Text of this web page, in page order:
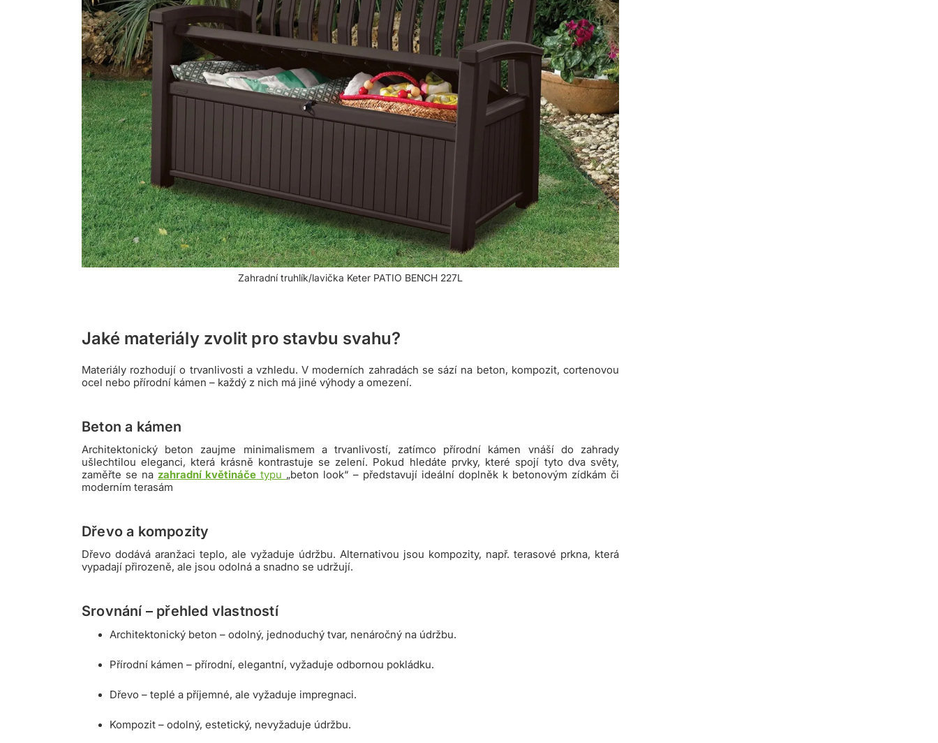
Zahradní truhlík/lavička Keter PATIO BENCH 227L
Jaké materiály zvolit pro stavbu svahu?
Materiály rozhodují o trvanlivosti a vzhledu. V moderních zahradách se sází na beton, kompozit, cortenovou
ocel nebo přírodní kámen – každý z nich má jiné výhody a omezení.
Beton a kámen
Architektonický beton zaujme minimalismem a trvanlivostí, zatímco přírodní kámen vnáší do zahrady
ušlechtilou eleganci, která krásně kontrastuje se zelení. Pokud hledáte prvky, které spojí tyto dva světy,
zaměřte se nazahradní květináče typu „beton look“ – představují ideální doplněk k betonovým zídkám či
moderním terasám
Dřevo a kompozity
Dřevo dodává aranžaci teplo, ale vyžaduje údržbu. Alternativou jsou kompozity, např. terasové prkna, která
vypadají přirozeně, ale jsou odolná a snadno se udržují.
Srovnání – přehled vlastností
Architektonický beton – odolný, jednoduchý tvar, nenáročný na údržbu.
Přírodní kámen – přírodní, elegantní, vyžaduje odbornou pokládku.
Dřevo – teplé a příjemné, ale vyžaduje impregnaci.
Kompozit – odolný, estetický, nevyžaduje údržbu.